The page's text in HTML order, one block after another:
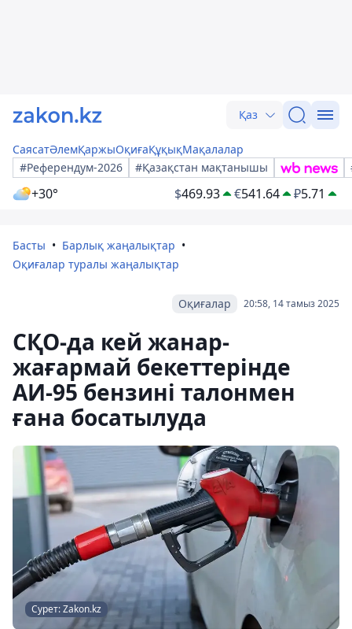
Қаз
СаясатӘлемҚаржыОқиғаҚұқықМақалалар
#Референдум-2026
#Қазақстан мақтанышы
+30° $469.93 €541.64 ₽5.71
Басты
Барлық жаңалықтар
Оқиғалар туралы жаңалықтар
20:58, 14 тамыз 2025
Оқиғалар
СҚО-да кей жанар-
жағармай бекеттерінде
АИ-95 бензині талонмен
ғана босатылуда
Сурет: Zakon.kz